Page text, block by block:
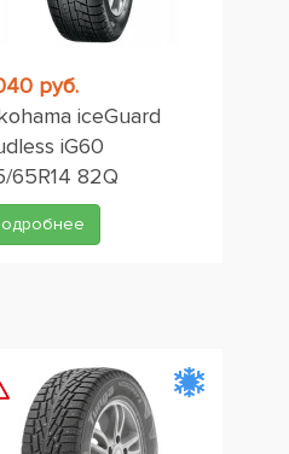
руб.
iceGuard
iG60
65R14 82Q